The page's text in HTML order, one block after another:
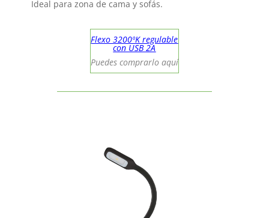
Ideal para zona de cama y sofás.
Flexo 3200ºK regulable
con USB 2A
Puedes comprarlo aquí